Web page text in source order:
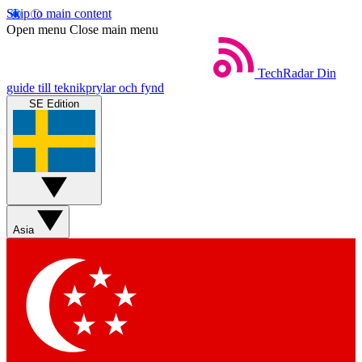
Skip to main content
Open menu Close main menu
TechRadar Din
guide till teknikprylar och fynd
SE Edition
Asia